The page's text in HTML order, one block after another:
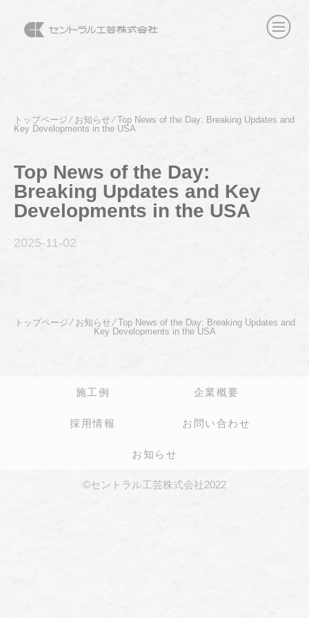
トップページ⁄ お知らせ⁄Top News of the Day: Breaking Updates and
Key Developments in the USA
Top News of the Day:
Breaking Updates and Key
Developments in the USA
2025-11 -02
トップページ ⁄ お知らせ⁄Top News of the Day: Breaking Updates and
Key Developments in the USA
施工例 企業概要
採用情報 お問い合わせ
お知らせ
©セントラル工芸株式会社2022